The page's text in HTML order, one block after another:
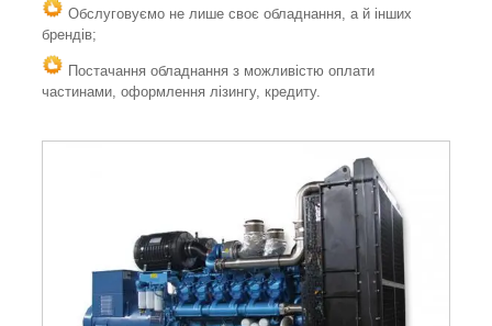
Обслуговуємо не лише своє обладнання, а й інших
брендів;
Постачання обладнання з можливістю оплати
частинами, оформлення лізингу, кредиту.